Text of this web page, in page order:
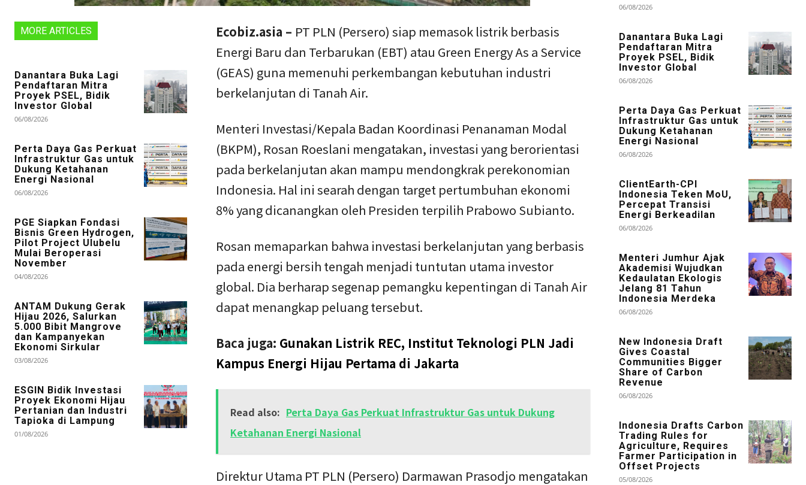
MORE ARTICLES
Danantara Buka Lagi
Pendaftaran Mitra
Proyek PSEL, Bidik
Investor Global
06/08/2026
Perta Daya Gas Perkuat
Infrastruktur Gas untuk
Dukung Ketahanan
Energi Nasional
06/08/2026
PGE Siapkan Fondasi
Bisnis Green Hydrogen,
Pilot Project Ulubelu
Mulai Beroperasi
November
04/08/2026
ANTAM Dukung Gerak
Hijau 2026, Salurkan
5.000 Bibit Mangrove
dan Kampanyekan
Ekonomi Sirkular
03/08/2026
ESGIN Bidik Investasi
Proyek Ekonomi Hijau
Pertanian dan Industri
Tapioka di Lampung
01/08/2026
Ecobiz.asia – PT PLN (Persero) siap memasok listrik berbasis
Energi Baru dan Terbarukan (EBT) atau Green Energy As a Service
(GEAS) guna memenuhi perkembangan kebutuhan industri
berkelanjutan di Tanah Air.
Menteri Investasi/Kepala Badan Koordinasi Penanaman Modal
(BKPM), Rosan Roeslani mengatakan, investasi yang berorientasi
pada berkelanjutan akan mampu mendongkrak perekonomian
Indonesia. Hal ini searah dengan target pertumbuhan ekonomi
8% yang dicanangkan oleh Presiden terpilih Prabowo Subianto.
Rosan memaparkan bahwa investasi berkelanjutan yang berbasis
pada energi bersih tengah menjadi tuntutan utama investor
global. Dia berharap segenap pemangku kepentingan di Tanah Air
dapat menangkap peluang tersebut.
Baca juga: Gunakan Listrik REC, Institut Teknologi PLN Jadi
Kampus Energi Hijau Pertama di Jakarta
Read also: Perta Daya Gas Perkuat Infrastruktur Gas untuk Dukung
Ketahanan Energi Nasional
Direktur Utama PT PLN (Persero) Darmawan Prasodjo mengatakan
06/08/2026
Danantara Buka Lagi
Pendaftaran Mitra
Proyek PSEL, Bidik
Investor Global
06/08/2026
Perta Daya Gas Perkuat
Infrastruktur Gas untuk
Dukung Ketahanan
Energi Nasional
06/08/2026
ClientEarth-CPI
Indonesia Teken MoU,
Percepat Transisi
Energi Berkeadilan
06/08/2026
Menteri Jumhur Ajak
Akademisi Wujudkan
Kedaulatan Ekologis
Jelang 81 Tahun
Indonesia Merdeka
06/08/2026
New Indonesia Draft
Gives Coastal
Communities Bigger
Share of Carbon
Revenue
06/08/2026
Indonesia Drafts Carbon
Trading Rules for
Agriculture, Requires
Farmer Participation in
Offset Projects
05/08/2026